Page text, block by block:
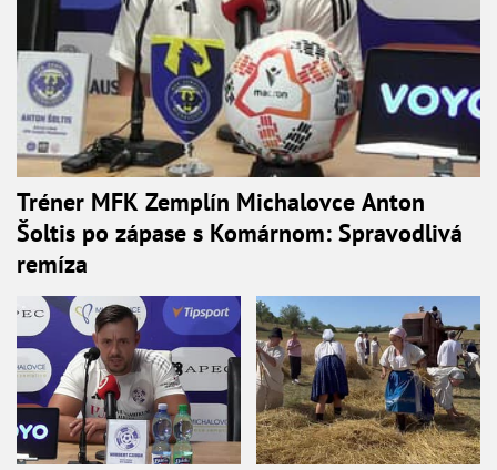
Tréner MFK Zemplín Michalovce Anton
Šoltis po zápase s Komárnom: Spravodlivá
remíza